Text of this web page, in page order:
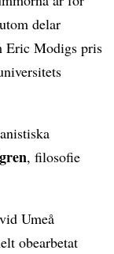
delar
Eric Modigs pris
, filosofie
Umeå
obearbetat